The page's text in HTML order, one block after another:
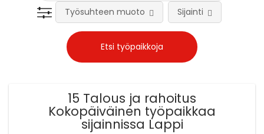
Työsuhteen muoto Sijainti
15 Talous ja rahoitus
Kokopäiväinen työpaikkaa
sijainnissa Lappi